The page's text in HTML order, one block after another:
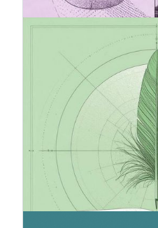
Standard VSME
Komisję
VSME (dobrowolny
w zakresie
nienotowanych MŚP)
standard
zrównoważonego
przedsiębiorstw
to uproszczony i
danych ESG zgodnie z